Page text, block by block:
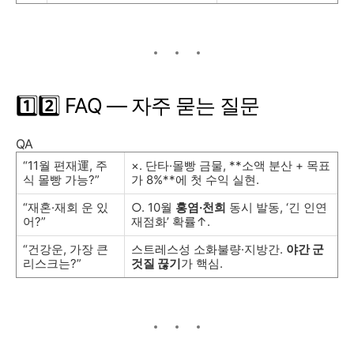
1️⃣2️⃣ FAQ — 자주 묻는 질문
QA
“11월 편재運, 주
식 몰빵 가능?”
×. 단타·몰빵 금물, **소액 분산 + 목표
가 8%**에 첫 수익 실현.
“재혼·재회 운 있
어?”
○. 10월 홍염·천희 동시 발동, ‘긴 인연
재점화’ 확률↑.
“건강운, 가장 큰
리스크는?”
스트레스성 소화불량·지방간. 야간 군
것질 끊기가 핵심.